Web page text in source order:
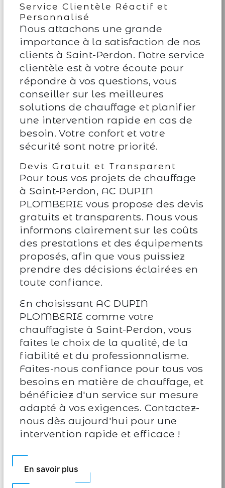
Service Clientèle Réactif et
Personnalisé
Nous attachons une grande
importance à la satisfaction de nos
clients à Saint-Perdon. Notre service
clientèle est à votre écoute pour
répondre à vos questions, vous
conseiller sur les meilleures
solutions de chauffage et planifier
une intervention rapide en cas de
besoin. Votre confort et votre
sécurité sont notre priorité.
Devis Gratuit et Transparent
Pour tous vos projets de chauffage
à Saint-Perdon, AC DUPIN
PLOMBERIE vous propose des devis
gratuits et transparents. Nous vous
informons clairement sur les coûts
des prestations et des équipements
proposés, afin que vous puissiez
prendre des décisions éclairées en
toute confiance.
En choisissant AC DUPIN
PLOMBERIE comme votre
chauffagiste à Saint-Perdon, vous
faites le choix de la qualité, de la
fiabilité et du professionnalisme.
Faites-nous confiance pour tous vos
besoins en matière de chauffage, et
bénéficiez d'un service sur mesure
adapté à vos exigences. Contactez-
nous dès aujourd'hui pour une
intervention rapide et efficace !
En savoir plus